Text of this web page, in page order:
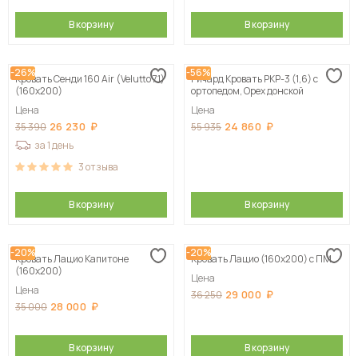
В корзину В корзину
-26%
Кровать Сенди 160 Air (Velutto 71)
(160х200)
Цена
35 390 26 230
за 1 день
3отзыва
В корзину
-56%
Ричард Кровать РКР-3 (1,6) с
ортопедом, Орех донской
Цена
55 935 24 860
В корзину
-20%
Кровать Лацио Капитоне
(160х200)
Цена
35 000 28 000
В корзину
-20%
Кровать Лацио (160х200) с ПМ
Цена
36 250 29 000
В корзину